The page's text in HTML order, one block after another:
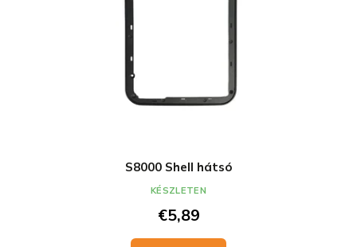
S8000 Shell hátsó
€5,89
KÉSZLETEN